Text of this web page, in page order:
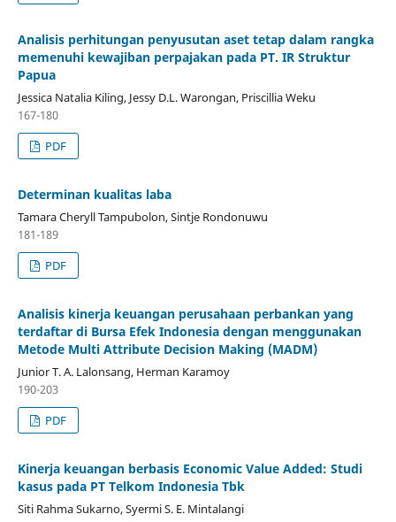
Analisis perhitungan penyusutan aset tetap dalam rangka
memenuhi kewajiban perpajakan pada PT. IR Struktur
Papua
Jessica Natalia Kiling, Jessy D.L. Warongan, Priscillia Weku
167-180
PDF
Determinan kualitas laba
Tamara Cheryll Tampubolon, Sintje Rondonuwu
181-189
PDF
Analisis kinerja keuangan perusahaan perbankan yang
terdaftar di Bursa Efek Indonesia dengan menggunakan
Metode Multi Attribute Decision Making (MADM)
Junior T. A. Lalonsang, Herman Karamoy
190-203
PDF
Kinerja keuangan berbasis Economic Value Added: Studi
kasus pada PT Telkom Indonesia Tbk
Siti Rahma Sukarno, Syermi S. E. Mintalangi